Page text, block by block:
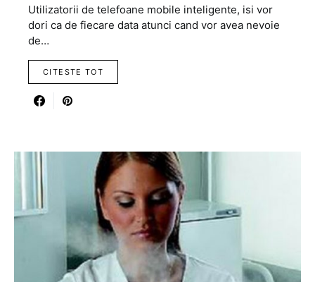
Utilizatorii de telefoane mobile inteligente, isi vor
dori ca de fiecare data atunci cand vor avea nevoie
de…
CITESTE TOT